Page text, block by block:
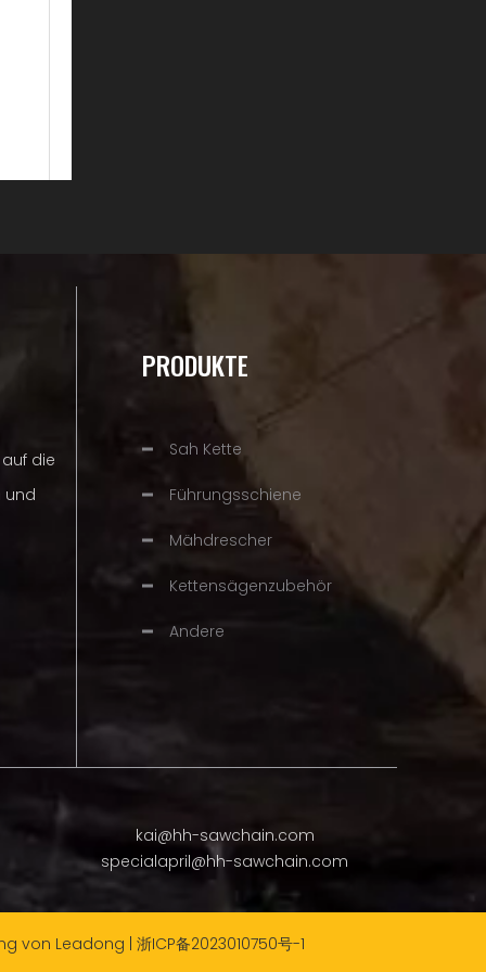
auf die
und
PRODUKTE
Sah Kette
Führungsschiene
Mähdrescher
Kettensägenzubehör
Andere
kai@hh-sawchain.com
specialapril@hh-sawchain.com
von Leadong 浙ICP备2023010750号-1